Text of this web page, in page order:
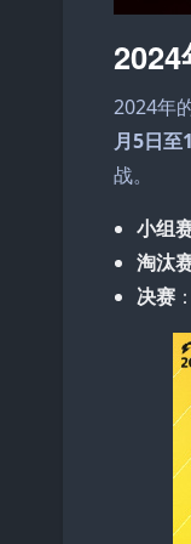
2024年
月5日至
战。
小组
淘汰
决赛